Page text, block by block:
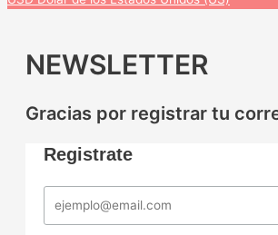
NEWSLETTER
Gracias por registrar tu
Registrate